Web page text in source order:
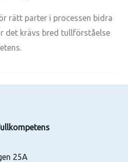
rätt parter i processen bidra
det krävs bred tullförståelse
25A